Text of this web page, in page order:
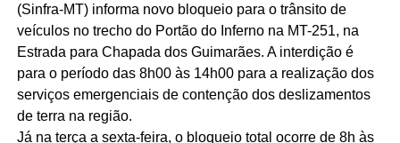
(Sinfra-MT) informa novo bloqueio para o trânsito de
veículos no trecho do Portão do Inferno na MT-251, na
Estrada para Chapada dos Guimarães. A interdição é
para o período das 8h00 às 14h00 para a realização dos
serviços emergenciais de contenção dos deslizamentos
de terra na região.
Já na terça a sexta-feira, o bloqueio total ocorre de 8h às